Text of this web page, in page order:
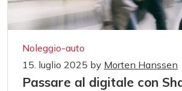
Noleggio-auto
15. luglio 2025 by Morten Hanssen
Passare al digitale con